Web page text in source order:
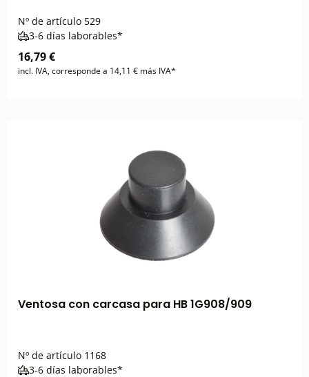
Nº de artículo 529
3-6 días laborables*
16,79 €
incl. IVA, corresponde a 14,11 € más IVA*
Ventosa con carcasa para HB 1G908/909
Nº de artículo 1168
3-6 días laborables*